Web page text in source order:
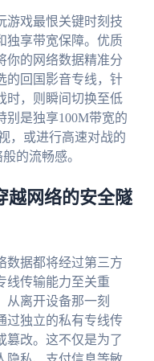
游戏最恨关键时刻技
独享带宽保障。优质
你的网络数据精准分
的回国影音专线，针
时，则瞬间切换至低
别是独享100M带宽的
，或进行高速对战的
的流畅感。
越网络的安全隧
数据都将经过第三方
线传输能力至关重
从离开设备那一刻
过独立的私有专线传
篡改。这不仅是为了